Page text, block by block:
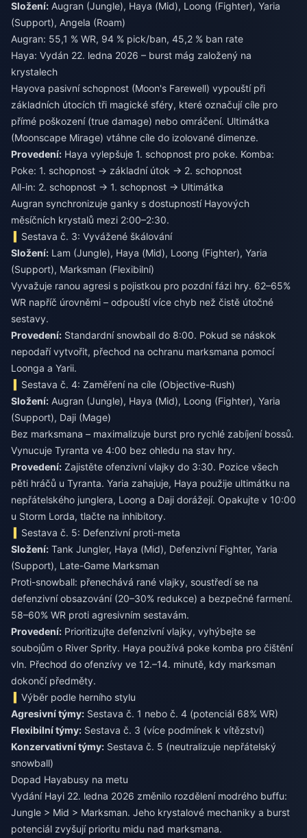
Složení: Augran (Jungle), Haya (Mid), Loong (Fighter), Yaria
(Support), Angela (Roam)
Augran: 55,1 % WR, 94 % pick/ban, 45,2 % ban rate
Haya: Vydán 22. ledna 2026 – burst mág založený na
krystalech
Hayova pasivní schopnost (Moon's Farewell) vypouští při
základních útocích tři magické sféry, které označují cíle pro
přímé poškození (true damage) nebo omráčení. Ultimátka
(Moonscape Mirage) vtáhne cíle do izolované dimenze.
Provedení: Haya vylepšuje 1. schopnost pro poke. Komba:
Poke: 1. schopnost → základní útok → 2. schopnost
All-in: 2. schopnost → 1. schopnost → Ultimátka
Augran synchronizuje ganky s dostupností Hayových
měsíčních krystalů mezi 2:00–2:30.
Sestava č. 3: Vyvážené škálování
Složení: Lam (Jungle), Haya (Mid), Loong (Fighter), Yaria
(Support), Marksman (Flexibilní)
Vyvažuje ranou agresi s pojistkou pro pozdní fázi hry. 62–65%
WR napříč úrovněmi – odpouští více chyb než čistě útočné
sestavy.
Provedení: Standardní snowball do 8:00. Pokud se náskok
nepodaří vytvořit, přechod na ochranu marksmana pomocí
Loonga a Yarii.
Sestava č. 4: Zaměření na cíle (Objective-Rush)
Složení: Augran (Jungle), Haya (Mid), Loong (Fighter), Yaria
(Support), Daji (Mage)
Bez marksmana – maximalizuje burst pro rychlé zabíjení bossů.
Vynucuje Tyranta ve 4:00 bez ohledu na stav hry.
Provedení: Zajistěte ofenzivní vlajky do 3:30. Pozice všech
pěti hráčů u Tyranta. Yaria zahajuje, Haya použije ultimátku na
nepřátelského junglera, Loong a Daji dorážejí. Opakujte v 10:00
u Storm Lorda, tlačte na inhibitory.
Sestava č. 5: Defenzivní proti-meta
Složení: Tank Jungler, Haya (Mid), Defenzivní Fighter, Yaria
(Support), Late-Game Marksman
Proti-snowball: přenechává rané vlajky, soustředí se na
defenzivní obsazování (20–30% redukce) a bezpečné farmení.
58–60% WR proti agresivním sestavám.
Provedení: Prioritizujte defenzivní vlajky, vyhýbejte se
soubojům o River Sprity. Haya používá poke komba pro čištění
vln. Přechod do ofenzívy ve 12.–14. minutě, kdy marksman
dokončí předměty.
Výběr podle herního stylu
Agresivní týmy: Sestava č. 1 nebo č. 4 (potenciál 68% WR)
Flexibilní týmy: Sestava č. 3 (více podmínek k vítězství)
Konzervativní týmy: Sestava č. 5 (neutralizuje nepřátelský
snowball)
Dopad Hayabusy na metu
Vydání Hayi 22. ledna 2026 změnilo rozdělení modrého buffu:
Jungle > Mid > Marksman. Jeho krystalové mechaniky a burst
potenciál zvyšují prioritu midu nad marksmana.